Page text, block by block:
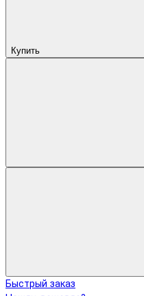
Купить
Быстрый заказ